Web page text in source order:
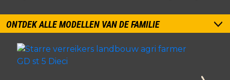
ONTDEK ALLE MODELLEN VAN DE FAMILIE